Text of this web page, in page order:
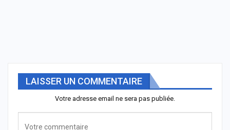
LAISSER UN COMMENTAIRE
Votre adresse email ne sera pas publiée.